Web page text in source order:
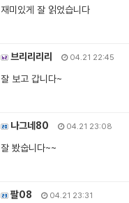
재미있게 잘 읽었습니다
브리리리리 04.21 22:45
잘 보고 갑니다~
나그네80 04.21 23:08
잘 봤숩니다~~
팔08 04.21 23:31